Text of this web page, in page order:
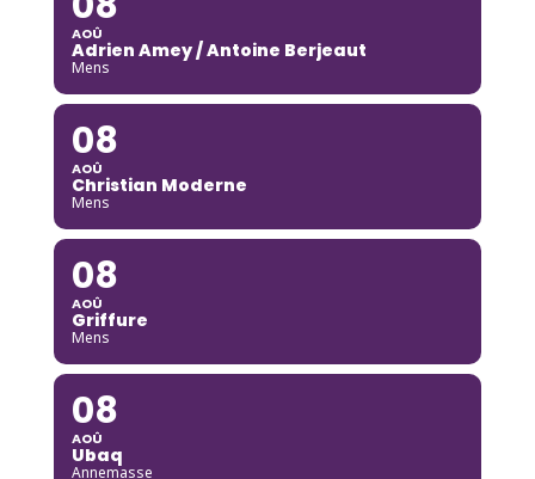
AOÛ
Adrien Amey / Antoine Berjeaut
Mens
08
AOÛ
Christian Moderne
Mens
08
AOÛ
Griffure
Mens
08
AOÛ
Ubaq
Annemasse